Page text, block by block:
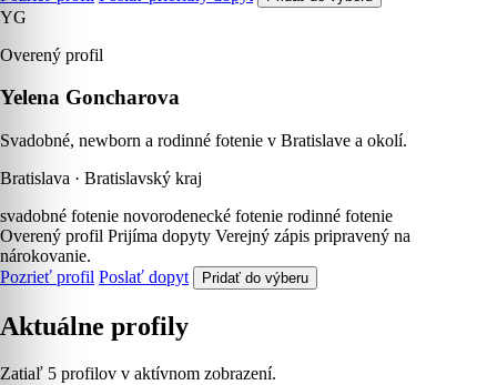
YG
Overený profil
Yelena Goncharova
Svadobné, newborn a rodinné fotenie v Bratislave a okolí.
Bratislava · Bratislavský kraj
svadobné fotenie novorodenecké fotenie rodinné fotenie
Overený profil Prijíma dopyty Verejný zápis pripravený na
nárokovanie.
Pozrieť profil Poslať dopyt Pridať do výberu
Aktuálne profily
Zatiaľ 5 profilov v aktívnom zobrazení.